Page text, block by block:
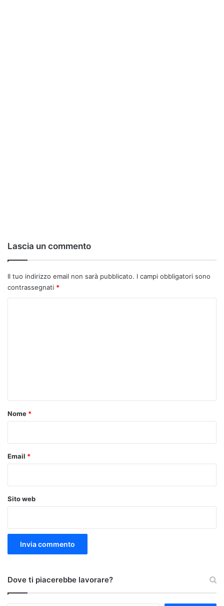
Lascia un commento
Il tuo indirizzo email non sarà pubblicato. I campi obbligatori sono
contrassegnati *
o
Nome *
Email *
Sito web
Dove ti piacerebbe lavorare?